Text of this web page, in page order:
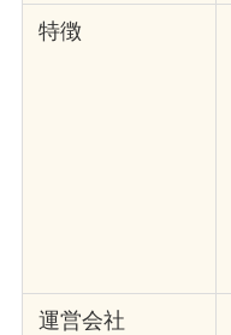
特徴
運営会社